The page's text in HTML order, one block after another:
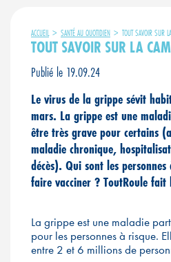
ACCUEIL > SANTÉ AU QUOTIDIEN > TOUT SAVOIR SUR
TOUT SAVOIR SUR LA
Publié le 19.09.24
Le virus de la grippe sévit
mars. La grippe est une
être très grave pour certains
maladie chronique,
décès). Qui sont les
faire vacciner ? ToutRoule
La grippe est une maladie
pour les personnes à risque.
entre 2 et 6 millions de